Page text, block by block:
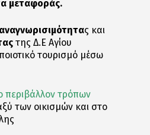
μεταφοράς.
αναγνωρισιμότητας και
της Δ.Ε Αγίου
τουρισμό μέσω
περιβάλλον τρόπων
των οικισμών και στο